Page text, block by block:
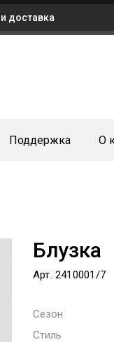
доставка
Поддержка О
Блузка
Арт. 2410001/7
Сезон
Стиль